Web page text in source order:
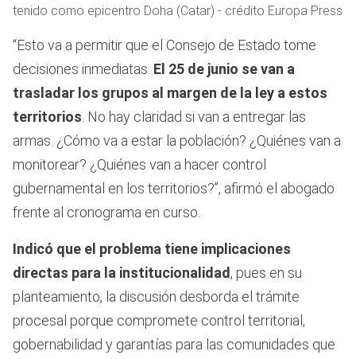
tenido como epicentro Doha (Catar) - crédito Europa Press
“Esto va a permitir que el Consejo de Estado tome
decisiones inmediatas. El 25 de junio se van a
trasladar los grupos al margen de la ley a estos
territorios . No hay claridad si van a entregar las
armas. ¿Cómo va a estar la población? ¿Quiénes van a
monitorear? ¿Quiénes van a hacer control
gubernamental en los territorios?”, afirmó el abogado
frente al cronograma en curso.
Indicó que el problema tiene implicaciones
directas para la institucionalidad , pues en su
planteamiento, la discusión desborda el trámite
procesal porque compromete control territorial,
gobernabilidad y garantías para las comunidades que